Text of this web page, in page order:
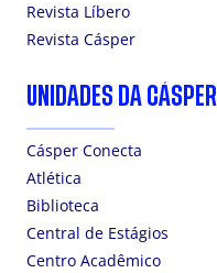
Revista Líbero
Revista Cásper
UNIDADES DA CÁSPER
Cásper Conecta
Atlética
Biblioteca
Central de Estágios
Centro Acadêmico